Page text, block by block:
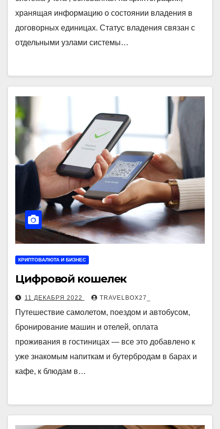
хранящая информацию о состоянии владения в
договорных единицах. Статус владения связан с
отдельными узлами системы…
КРИПТОВАЛЮТА И БИЗНЕС
Цифровой кошелек
11 ДЕКАБРЯ 2022 TRAVELBOX27_
Путешествие самолетом, поездом и автобусом,
бронирование машин и отелей, оплата
проживания в гостиницах — все это добавлено к
уже знакомым напиткам и бутербродам в барах и
кафе, к блюдам в…